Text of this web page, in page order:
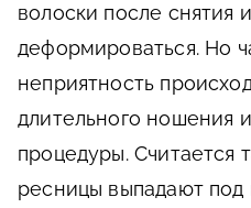
волоски после снятия
деформироваться. Но
неприятность
длительного ношения
процедуры. Считается
ресницы выпадают